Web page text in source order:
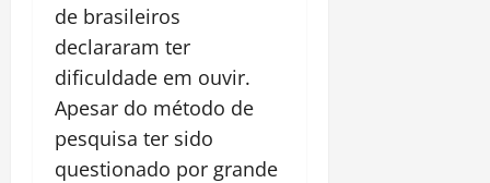
de brasileiros
declararam ter
dificuldade em ouvir.
Apesar do método de
pesquisa ter sido
questionado por grande